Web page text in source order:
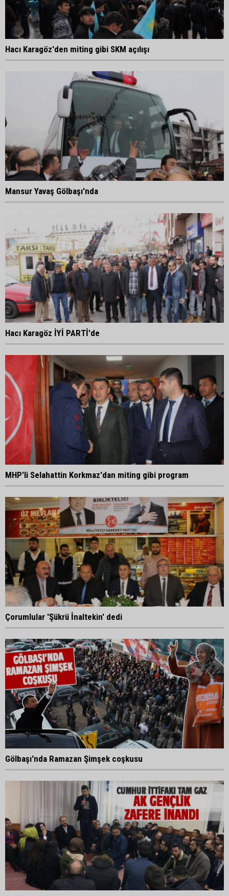
Hacı Karagöz'den miting gibi SKM açılışı
Mansur Yavaş Gölbaşı'nda
Hacı Karagöz İYİ PARTİ'de
MHP'li Selahattin Korkmaz'dan miting gibi program
Çorumlular 'Şükrü İnaltekin' dedi
Gölbaşı'nda Ramazan Şimşek coşkusu